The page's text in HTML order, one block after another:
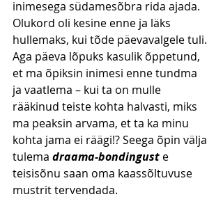
inimesega südamesõbra rida ajada.
Olukord oli kesine enne ja läks
hullemaks, kui tõde päevavalgele tuli.
Aga päeva lõpuks kasulik õppetund,
et ma õpiksin inimesi enne tundma
ja vaatlema – kui ta on mulle
rääkinud teiste kohta halvasti, miks
ma peaksin arvama, et ta ka minu
kohta jama ei räägi!? Seega õpin välja
tulema draama-bondingust e
teisisõnu saan oma kaassõltuvuse
mustrit tervendada.